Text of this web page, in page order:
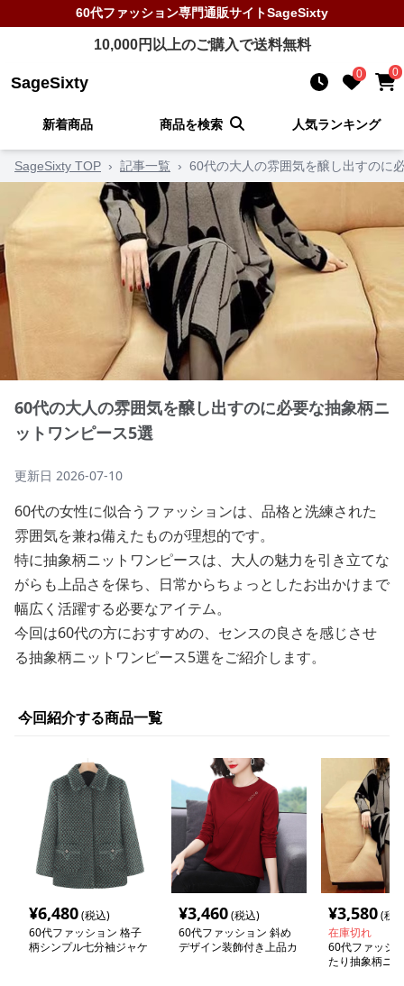
60代ファッション専門通販サイトSageSixty
10,000円以上のご購入で送料無料
SageSixty 0 0
新着商品 商品を検索 人気ランキング
SageSixty TOP › 記事一覧 › 60代の大人の雰囲気を醸し出すのに
60代の大人の雰囲気を醸し出すのに必要な抽象柄ニ
ットワンピース5選
更新日 2026-07-10
60代の女性に似合うファッションは、品格と洗練された
雰囲気を兼ね備えたものが理想的です。
特に抽象柄ニットワンピースは、大人の魅力を引き立てな
がらも上品さを保ち、日常からちょっとしたお出かけまで
幅広く活躍する必要なアイテム。
今回は60代の方におすすめの、センスの良さを感じさせ
る抽象柄ニットワンピース5選をご紹介します。
今回紹介する商品一覧
¥6,480(税込)
60代ファッション 格子
柄シンプル七分袖ジャケ
¥3,460(税込)
60代ファッション 斜め
デザイン装飾付き上品カ
¥3,580(税
在庫切れ
60代ファッシ
たり抽象柄ニ